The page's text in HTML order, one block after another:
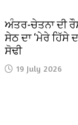
ਅੰਤਰ-ਚੇਤਨਾ ਦੀ
ਸੇਠ ਦਾ ‘ਮੇਰੇ ਹਿੱਸੇ
ਸੋਢੀ
19 July 2026